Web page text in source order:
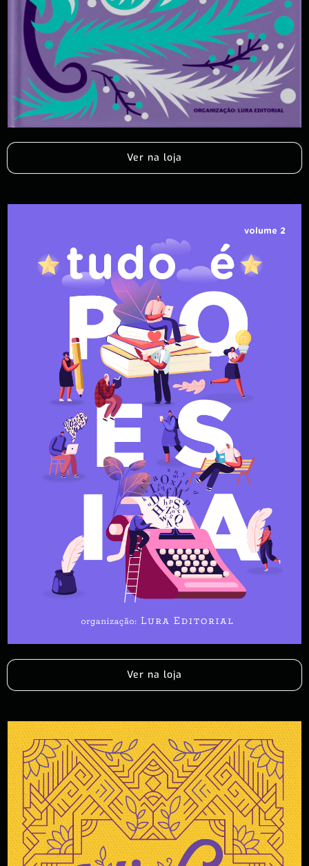
Ver na loja
Ver na loja